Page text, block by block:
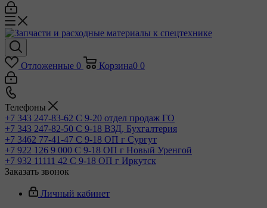
Отложенные 0 Корзина0 0
Телефоны
+7 343 247-83-62 С 9-20 отдел продаж ГО
+7 343 247-82-50 С 9-18 ВЗД, Бухгалтерия
+7 3462 77-41-47 С 9-18 ОП г Сургут
+7 922 126 9 000 С 9-18 ОП г Новый Уренгой
+7 932 11111 42 С 9-18 ОП г Иркутск
Заказать звонок
Личный кабинет